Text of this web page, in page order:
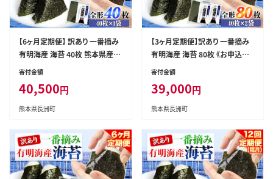
【6ヶ月定期便】 訳あり 一番摘み
有明海産 海苔 40枚 熊本県産
（有明海産） 海苔 定期便 全形40
月から出荷開始》---fn_noritei_
r7_40500_40m_mo6---
寄付金額
40,500円
熊本県長洲町
【3ヶ月定期便】訳あり 一番摘み
有明海産 海苔 80枚 《お申込み
月の翌月から出荷開始》熊本県
40枚入り×2袋 計3回定期 長洲
町---fn_ntei_r7_39000_80m_
寄付金額
39,000円
熊本県長洲町